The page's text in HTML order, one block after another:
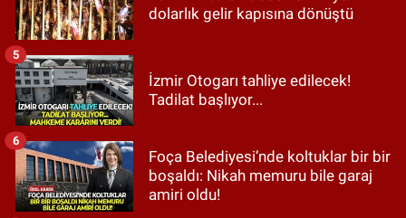
dolarlık gelir kapısına dönüştü
İzmir Otogarı tahliye edilecek!
Tadilat başlıyor...
5
Foça Belediyesi’nde koltuklar bir bir
boşaldı: Nikah memuru bile garaj
amiri oldu!
6